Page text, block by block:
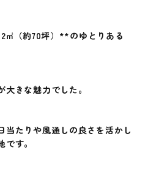
㎡（約70坪）**のゆとりある
きな魅力でした。
当たりや風通しの良さを活かし
す。